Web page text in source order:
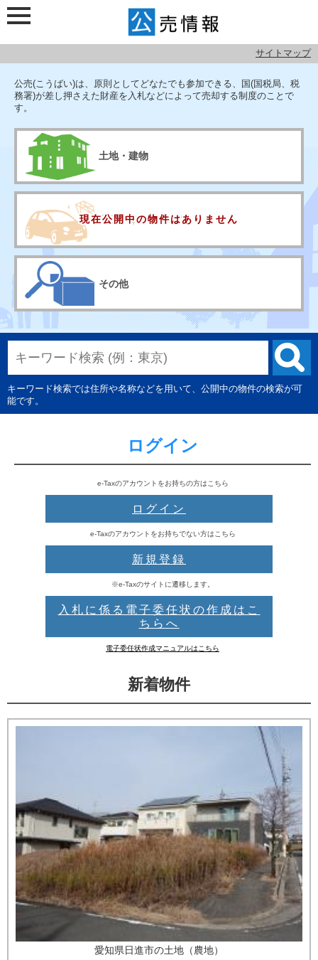
サイトマップ
公売情報
公売(こうばい)は、原則としてどなたでも参加できる、国(国税局、税
務署)が差し押さえた財産を入札などによって売却する制度のことで
す。
土地・建物
宝石・車・絵画など
現在公開中の物件はありません
その他
キーワード検索では住所や名称などを用いて、公開中の物件の検索が可
能です。
ログイン
e-Taxのアカウントをお持ちの方はこちら
ログイン
e-Taxのアカウントをお持ちでない方はこちら
新規登録
※e-Taxのサイトに遷移します。
入札に係る電子委任状の作成はこ
ちらへ
電子委任状作成マニュアルはこちら
新着物件
愛知県日進市の土地（農地）